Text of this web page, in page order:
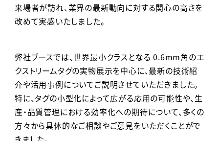
お役立ち集
RFID基礎知識
English
来場者が訪れ、業界の最新動向に対する関心の高さを
改めて実感いたしました。
弊社ブースでは、世界最小クラスとなる 0.6mm角のエ
クストリームタグの実物展示を中心に、最新の技術紹
介や活用事例についてご説明させていただきました。
特に、タグの小型化によって広がる応用の可能性や、生
産・品質管理における効率化への期待について、多くの
方々から具体的なご相談やご意見をいただくことがで